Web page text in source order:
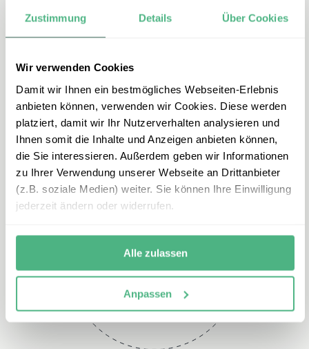
Zustimmung Details Über Cookies
Wir verwenden Cookies
Damit wir Ihnen ein bestmögliches Webseiten-Erlebnis
anbieten können, verwenden wir Cookies. Diese werden
platziert, damit wir Ihr Nutzerverhalten analysieren und
Ihnen somit die Inhalte und Anzeigen anbieten können,
die Sie interessieren. Außerdem geben wir Informationen
zu Ihrer Verwendung unserer Webseite an Drittanbieter
(z.B. soziale Medien) weiter. Sie können Ihre Einwilligung
jederzeit ändern oder widerrufen.
Alle zulassen
Anpassen
E-Mail
namibia@erlebe.de
Montag – Freitag:
und nach individueller
Terminvereinbarung